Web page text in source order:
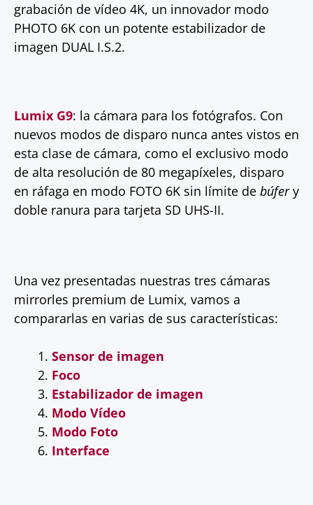
grabación de vídeo 4K, un innovador modo
PHOTO 6K con un potente estabilizador de
imagen DUAL I.S.2.
Lumix G9: la cámara para los fotógrafos. Con
nuevos modos de disparo nunca antes vistos en
esta clase de cámara, como el exclusivo modo
de alta resolución de 80 megapíxeles, disparo
en ráfaga en modo FOTO 6K sin límite de búfery
doble ranura para tarjeta SD UHS-II.
Una vez presentadas nuestras tres cámaras
mirrorles premium de Lumix, vamos a
compararlas en varias de sus características:
Sensor de imagen
Foco
Estabilizador de imagen
Modo Vídeo
Modo Foto
Interface